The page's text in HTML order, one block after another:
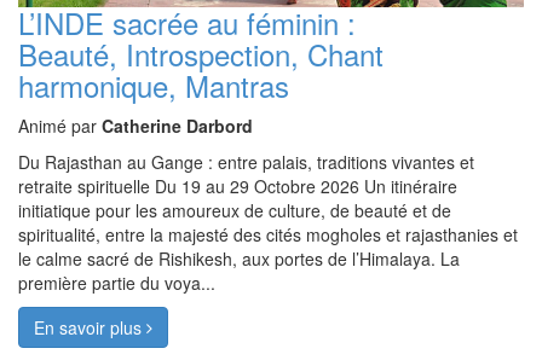
L’INDE sacrée au féminin :
Beauté, Introspection, Chant
harmonique, Mantras
Animé par Catherine Darbord
Du Rajasthan au Gange : entre palais, traditions vivantes et
retraite spirituelle Du 19 au 29 Octobre 2026 Un itinéraire
initiatique pour les amoureux de culture, de beauté et de
spiritualité, entre la majesté des cités mogholes et rajasthanies et
le calme sacré de Rishikesh, aux portes de l’Himalaya. La
première partie du voya...
En savoir plus